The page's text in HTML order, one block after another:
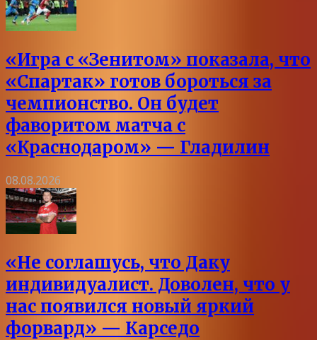
«Игра с «Зенитом» показала, что
«Спартак» готов бороться за
чемпионство. Он будет
фаворитом матча с
«Краснодаром» — Гладилин
08.08.2026
«Не соглашусь, что Даку
индивидуалист. Доволен, что у
нас появился новый яркий
форвард» — Карседо